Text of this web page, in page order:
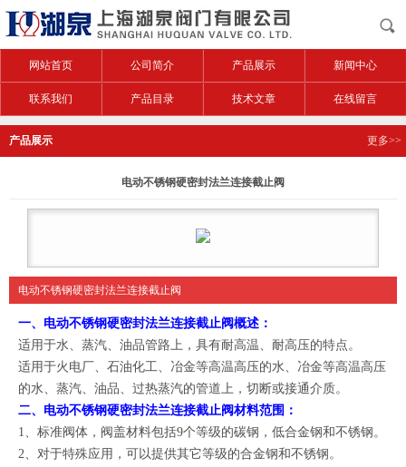
网站首页 公司简介 产品展示 新闻中心
联系我们 产品目录 技术文章 在线留言
产品展示 更多>>
电动不锈钢硬密封法兰连接截止阀
电动不锈钢硬密封法兰连接截止阀
一、 电动不锈钢硬密封法兰连接截止阀概述：
适用于水、蒸汽、油品管路上，具有耐高温、耐高压的特点。
适用于火电厂、石油化工、冶金等高温高压的水、冶金等高温高压
的水、蒸汽、油品、过热蒸汽的管道上，切断或接通介质。
二、
电动不锈钢硬密封法兰连接截止阀材料范围 ：
1、 标准阀体 ， 阀盖材料包括9个等级的碳钢，低合金钢和不锈钢。
2、 对于特殊应用，可以提供其它等级的合金钢和不锈钢。